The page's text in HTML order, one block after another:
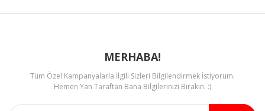
Gönder
MERHABA!
Tüm Özel Kampanyalarla İlgili Sizleri Bilgilendirmek İstiyorum.
Hemen Yan Taraftan Bana Bilgilerinizi Bırakın. :)